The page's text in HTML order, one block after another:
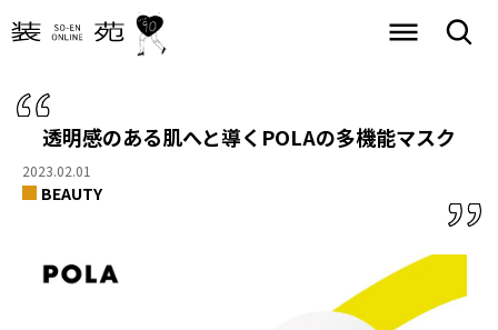
透明感のある肌へと導くPOLAの多機能マスク
2023.02.01
BEAUTY